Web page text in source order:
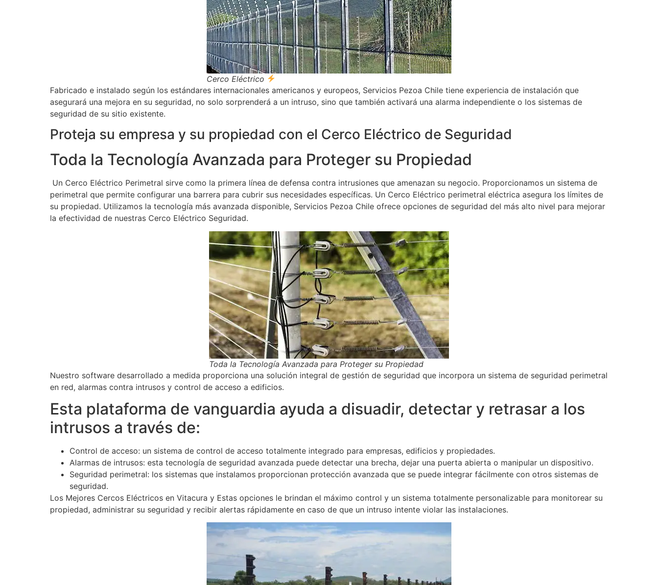
Cerco Eléctrico
Fabricado e instalado según los estándares internacionales americanos y europeos, Servicios Pezoa Chile tiene experiencia de instalación que
asegurará una mejora en su seguridad, no solo sorprenderá a un intruso, sino que también activará una alarma independiente o los sistemas de
seguridad de su sitio existente.
Proteja su empresa y su propiedad con el Cerco Eléctrico de Seguridad
Toda la Tecnología Avanzada para Proteger su Propiedad
Un Cerco Eléctrico Perimetral sirve como la primera línea de defensa contra intrusiones que amenazan su negocio. Proporcionamos un sistema de
perimetral que permite configurar una barrera para cubrir sus necesidades específicas. Un Cerco Eléctrico perimetral eléctrica asegura los límites de
su propiedad. Utilizamos la tecnología más avanzada disponible, Servicios Pezoa Chile ofrece opciones de seguridad del más alto nivel para mejorar
la efectividad de nuestras Cerco Eléctrico Seguridad.
Toda la Tecnología Avanzada para Proteger su Propiedad
Nuestro software desarrollado a medida proporciona una solución integral de gestión de seguridad que incorpora un sistema de seguridad perimetral
en red, alarmas contra intrusos y control de acceso a edificios.
Esta plataforma de vanguardia ayuda a disuadir, detectar y retrasar a los
intrusos a través de:
Control de acceso: un sistema de control de acceso totalmente integrado para empresas, edificios y propiedades.
Alarmas de intrusos: esta tecnología de seguridad avanzada puede detectar una brecha, dejar una puerta abierta o manipular un dispositivo.
Seguridad perimetral: los sistemas que instalamos proporcionan protección avanzada que se puede integrar fácilmente con otros sistemas de
seguridad.
Los Mejores Cercos Eléctricos en Vitacura y Estas opciones le brindan el máximo control y un sistema totalmente personalizable para monitorear su
propiedad, administrar su seguridad y recibir alertas rápidamente en caso de que un intruso intente violar las instalaciones.